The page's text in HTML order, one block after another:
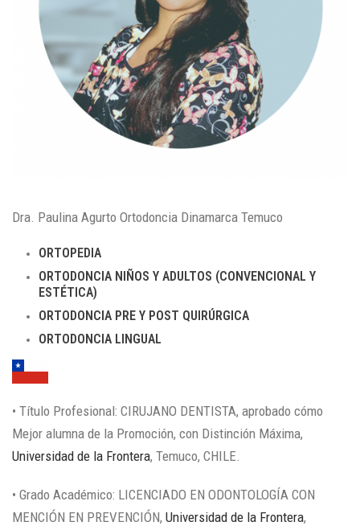
Dra. Paulina Agurto Ortodoncia Dinamarca Temuco
ORTOPEDIA
ORTODONCIA NIÑOS Y ADULTOS (CONVENCIONAL Y
ESTÉTICA)
ORTODONCIA PRE Y POST QUIRÚRGICA
ORTODONCIA LINGUAL
• Título Profesional: CIRUJANO DENTISTA, aprobado cómo
Mejor alumna de la Promoción, con Distinción Máxima,
Universidad de la Frontera, Temuco, CHILE.
• Grado Académico: LICENCIADO EN ODONTOLOGÍA CON
MENCIÓN EN PREVENCIÓN, Universidad de la Frontera,